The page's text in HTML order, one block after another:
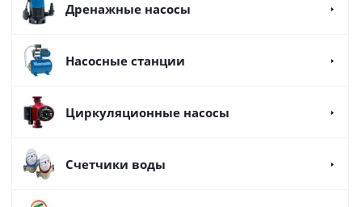
Дренажные насосы
Насосные станции
Циркуляционные насосы
Счетчики воды